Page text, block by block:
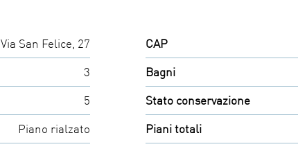
Via San Felice, 27 CAP
3 Bagni
5 Stato conservazione
Piano rialzato Piani totali